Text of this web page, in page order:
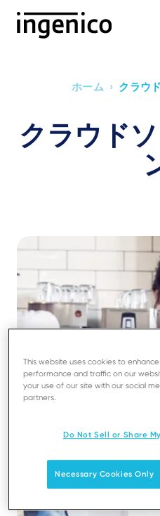
ホーム › クラウ
クラウド
This website uses cookies to
performance and traffic on our
your use of our site with our social
partners.
Do Not Sell or Share
Necessary Cookies Only